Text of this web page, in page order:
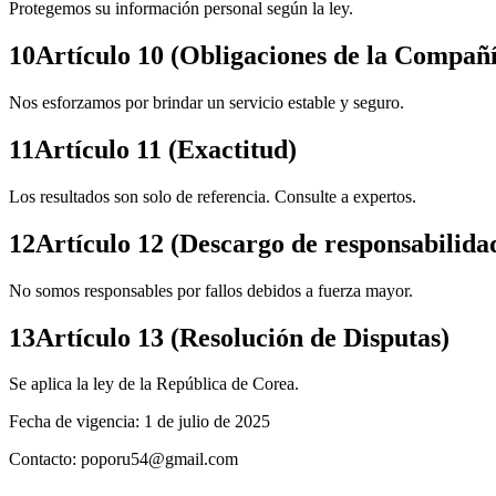
Protegemos su información personal según la ley.
10Artículo 10 (Obligaciones de la
Nos esforzamos por brindar un servicio estable y seguro.
11Artículo 11 (Exactitud)
Los resultados son solo de referencia. Consulte a expertos.
12Artículo 12 (Descargo de
No somos responsables por fallos debidos a fuerza mayor.
13Artículo 13 (Resolución de Disputas)
Se aplica la ley de la República de Corea.
Fecha de vigencia: 1 de julio de 2025
Contacto: poporu54@gmail.com